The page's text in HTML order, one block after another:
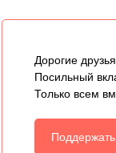
Дорогие
Посильный
Только всем